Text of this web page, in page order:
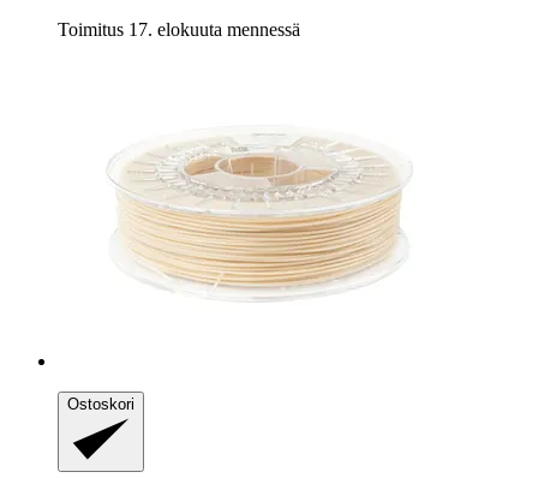
Toimitus 17. elokuuta mennessä
Ostoskori